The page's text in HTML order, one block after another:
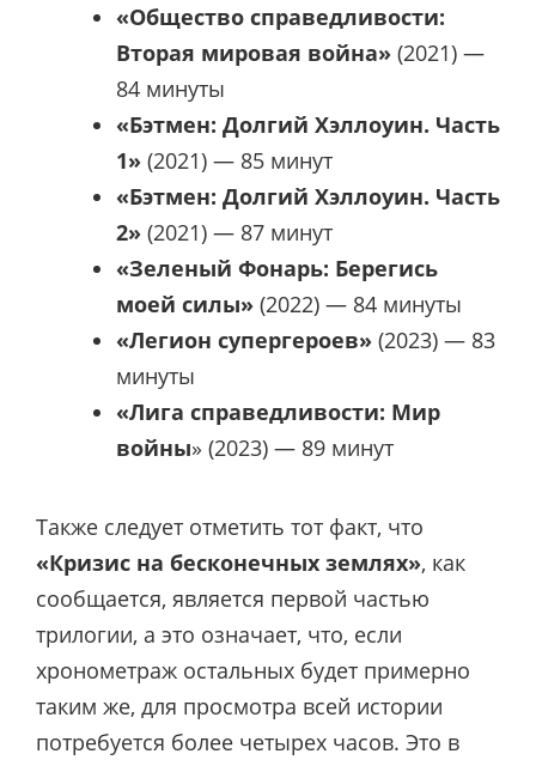
«Общество справедливости:
Вторая мировая война» (2021) —
84 минуты
«Бэтмен: Долгий Хэллоуин. Часть
1» (2021) — 85 минут
«Бэтмен: Долгий Хэллоуин. Часть
2» (2021) — 87 минут
«Зеленый Фонарь: Берегись
моей силы» (2022) — 84 минуты
«Легион супергероев» (2023) — 83
минуты
«Лига справедливости: Мир
войны» (2023) — 89 минут
Также следует отметить тот факт, что
«Кризис на бесконечных землях», как
сообщается, является первой частью
трилогии, а это означает, что, если
хронометраж остальных будет примерно
таким же, для просмотра всей истории
потребуется более четырех часов. Это в